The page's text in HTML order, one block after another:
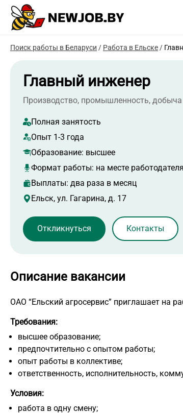
Поиск работы в Беларуси / Работа в Ельске/
Главный инженер
Производство, промышленность,
Полная занятость
Опыт 1-3 года
Образование: высшее
Формат работы: на месте работодателя
Выплаты: два раза в месяц
Ельск, ул. Гагарина, д. 17
Контакты
Описание вакансии
ОАО “Ельский агросервис” приглашает на
Требования:
высшее образование;
предпочтительно с опытом работы;
опыт работы в коллективе;
ответственность, исполнительность,
Условия:
работа в одну смену;